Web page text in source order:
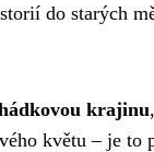
do starých
krajinu
květu – je